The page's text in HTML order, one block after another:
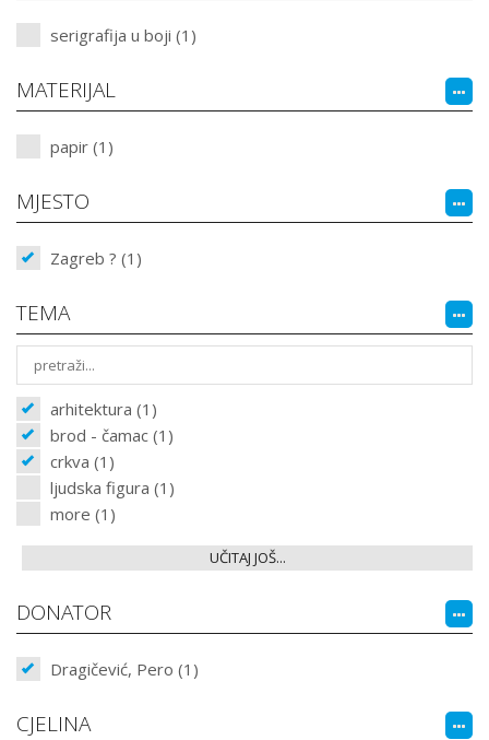
serigrafija u boji (1)
MATERIJAL
papir (1)
MJESTO
Zagreb ? (1)
TEMA
arhitektura (1)
brod - čamac (1)
crkva (1)
ljudska figura (1)
more (1)
UČITAJ JOŠ...
DONATOR
Dragičević, Pero (1)
CJELINA